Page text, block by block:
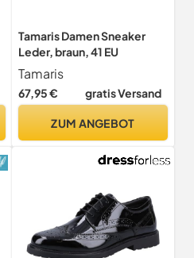
Tamaris Damen Sneaker
Leder, braun, 41 EU
Tamaris
67,95 € gratis Versand
ZUM ANGEBOT